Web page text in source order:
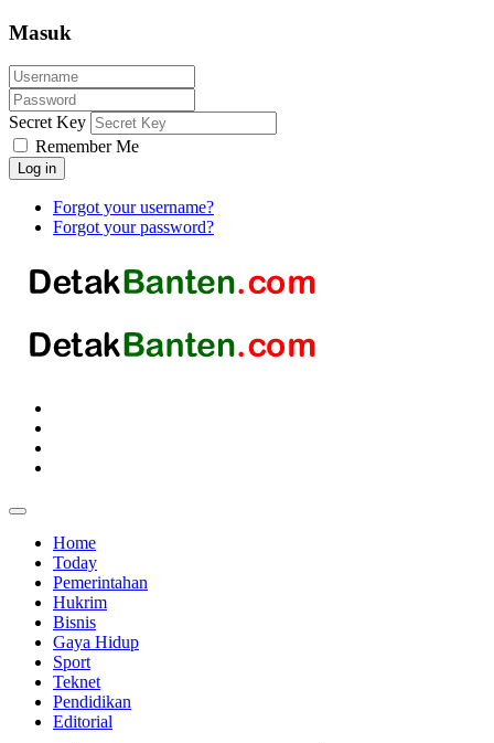
Masuk
Secret Key
Remember Me
Log in
Forgot your username?
Forgot your password?
Home
Today
Pemerintahan
Hukrim
Bisnis
Gaya Hidup
Sport
Teknet
Pendidikan
Editorial